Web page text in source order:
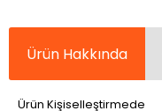
Ürün Hakkında
Ürün Kişiselleştirmede